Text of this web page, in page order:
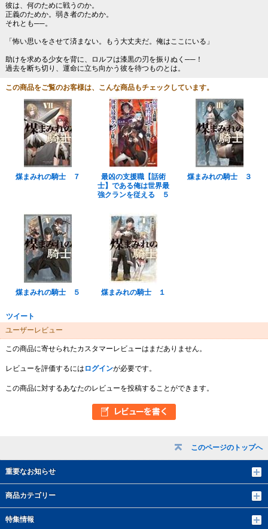
このページのトップへ
重要なお知らせ
商品カテゴリー
特集情報
彼は、何のために戦うのか。
正義のためか。弱き者のためか。
それとも──。
「怖い思いをさせて済まない。もう大丈夫だ。俺はここにいる」
助けを求める少女を背に、ロルフは漆黒の刃を振りぬく──！
過去を断ち切り、運命に立ち向かう彼を待つものとは。
この商品をご覧のお客様は、こんな商品もチェックしています。
煤まみれの騎士 ７
最凶の支援職【話術
士】である俺は世界最
強クランを従える ５
煤まみれの騎士 ３
煤まみれの騎士 ５ 煤まみれの騎士 １
ツイート
ユーザーレビュー
この商品に寄せられたカスタマーレビューはまだありません。
レビューを評価するには ログインが必要です。
この商品に対するあなたのレビューを投稿することができます。